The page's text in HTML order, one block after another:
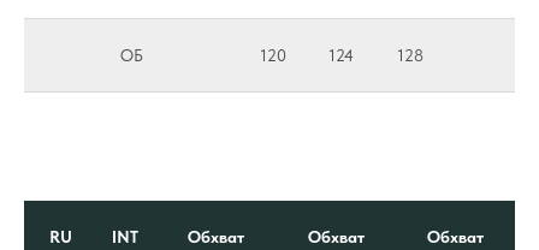
ОБ 120 124 128
RU INT
Обхват
Обхват
Обхват